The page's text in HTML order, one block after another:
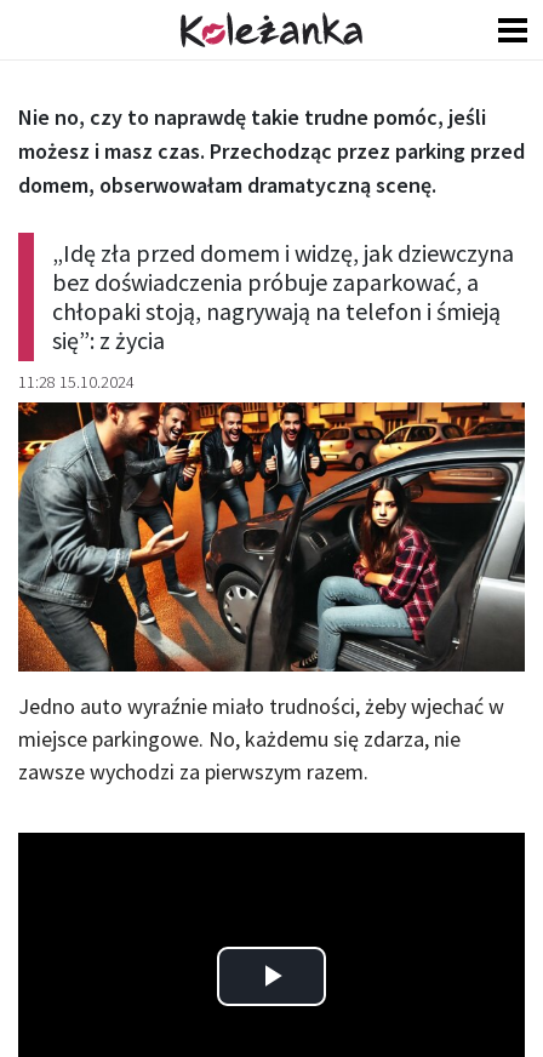
„Idę zła przed domem i widzę, jak dziewczyna
bez doświadczenia próbuje zaparkować, a
chłopaki stoją, nagrywają na telefon i śmieją
się”: z życia
11:28 15.10.2024
Nie no, czy to naprawdę takie trudne pomóc, jeśli
możesz i masz czas. Przechodząc przez parking przed
domem, obserwowałam dramatyczną scenę.
Jedno auto wyraźnie miało trudności, żeby wjechać w
miejsce parkingowe. No, każdemu się zdarza, nie
zawsze wychodzi za pierwszym razem.
Play